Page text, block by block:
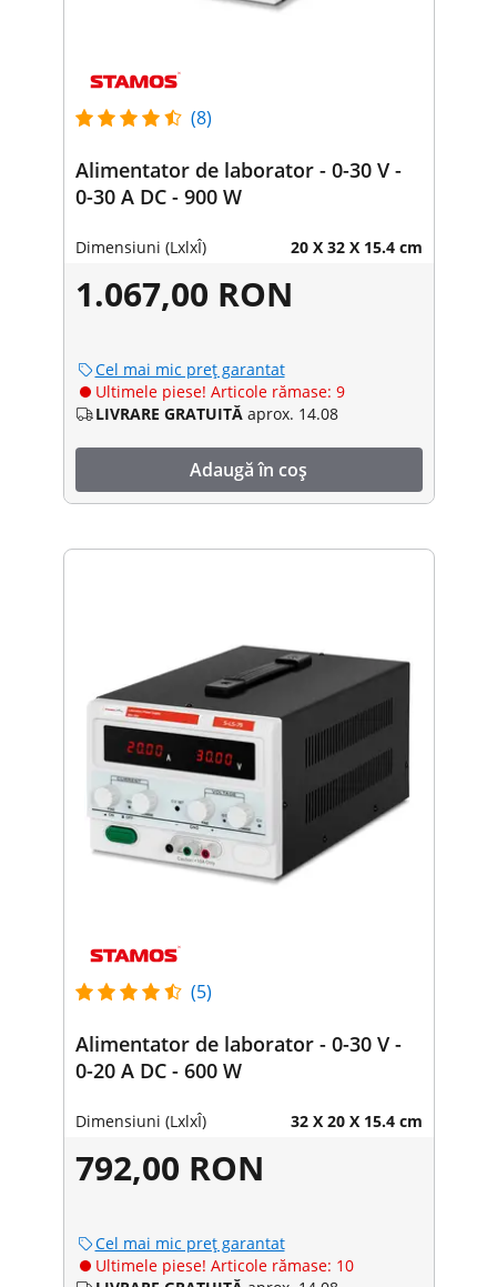
(8)
Alimentator de laborator - 0-30 V -
0-30 A DC - 900 W
Dimensiuni (LxlxÎ) 20 X 32 X 15.4 cm
1.067,00 RON
Cel mai mic preț garantat
Ultimele piese! Articole rămase: 9
LIVRARE GRATUITĂ aprox. 14.08
Adaugă în coș
(5)
Alimentator de laborator - 0-30 V -
0-20 A DC - 600 W
Dimensiuni (LxlxÎ) 32 X 20 X 15.4 cm
792,00 RON
Cel mai mic preț garantat
Ultimele piese! Articole rămase: 10